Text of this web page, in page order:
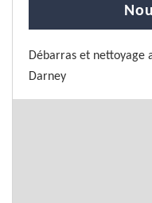
Débarras et nettoyage
Darney